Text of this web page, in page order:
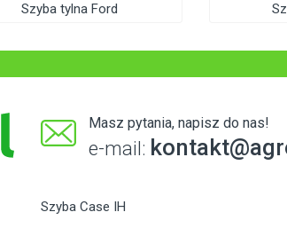
Szyba tylna Ford
Masz pytania, napisz do nas!
e-mail:
Szyba Case IH